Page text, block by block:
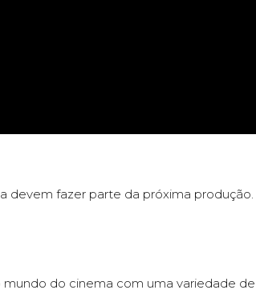
devem fazer parte da próxima produção.
mundo do cinema com uma variedade de